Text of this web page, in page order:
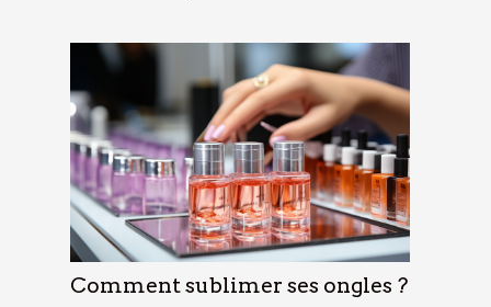
Comment sublimer ses ongles ?